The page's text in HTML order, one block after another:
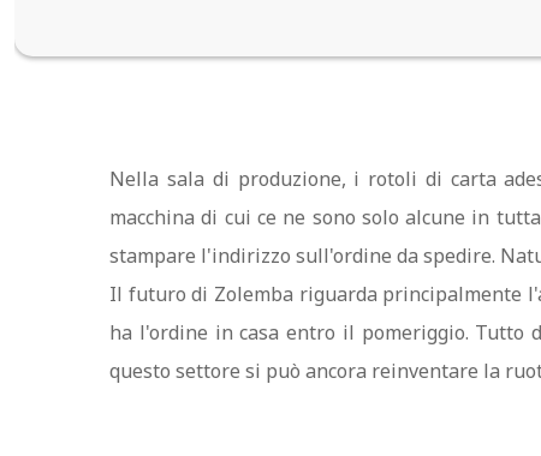
Nella sala di produzione, i rotoli di carta
macchina di cui ce ne sono solo alcune in
stampare l'indirizzo sull'ordine da spedire.
Il futuro di Zolemba riguarda principalmente
ha l'ordine in casa entro il pomeriggio. Tutto
questo settore si può ancora reinventare la